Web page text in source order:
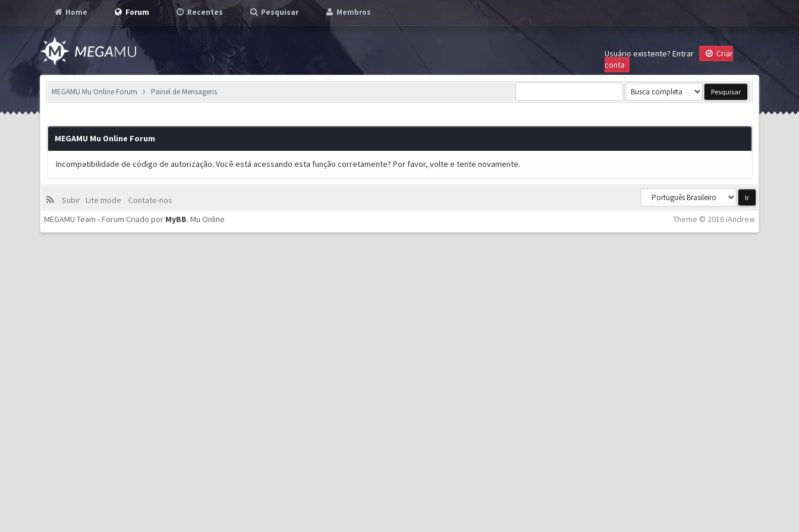
Home Forum Recentes Pesquisar Membros
Usuário existente? Entrar
Criar
conta
MEGAMU Mu Online Forum Painel de Mensagens
MEGAMU Mu Online Forum
Incompatibilidade de código de autorização. Você está acessando esta função corretamente? Por favor, volte e tente novamente.
Subir Lite mode
Contate-nos
Theme © 2016 iAndrew
MEGAMU Team - Forum Criado por MyBB.Mu Online